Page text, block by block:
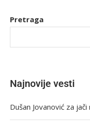
Pretraga
Najnovije vesti
Dušan Jovanović za